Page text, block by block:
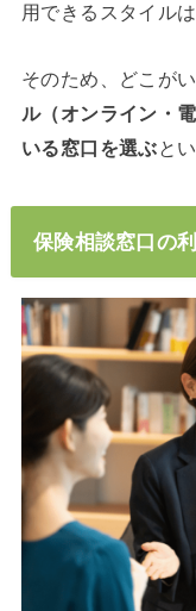
用できるスタイル
そのため、どこが
ル（オンライン・
いる窓口を選ぶと
保険相談窓口の